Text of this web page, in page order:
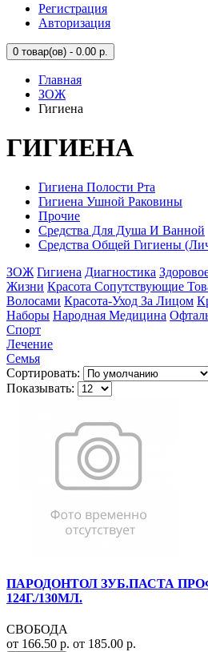
Регистрация
Авторизация
0 товар(ов) - 0.00 р.
Главная
ЗОЖ
Гигиена
ГИГИЕНА
Гигиена Полости Рта
Гигиена Ушной Раковины
Прочие
Средства Для Душа И Ванной
Средства Общей Гигиены
ЗОЖ Гигиена Диагностика
Жизни Красота Сопутствующие
Волосами Красота-Уход За Лицом
Наборы Народная Медицина
Спорт
Лечение
Семья
Сортировать:
Показывать:
ПАРОДОНТОЛ ЗУБ.ПАСТА
124Г./130МЛ.
СВОБОДА
от 166.50 р. от 185.00 р.